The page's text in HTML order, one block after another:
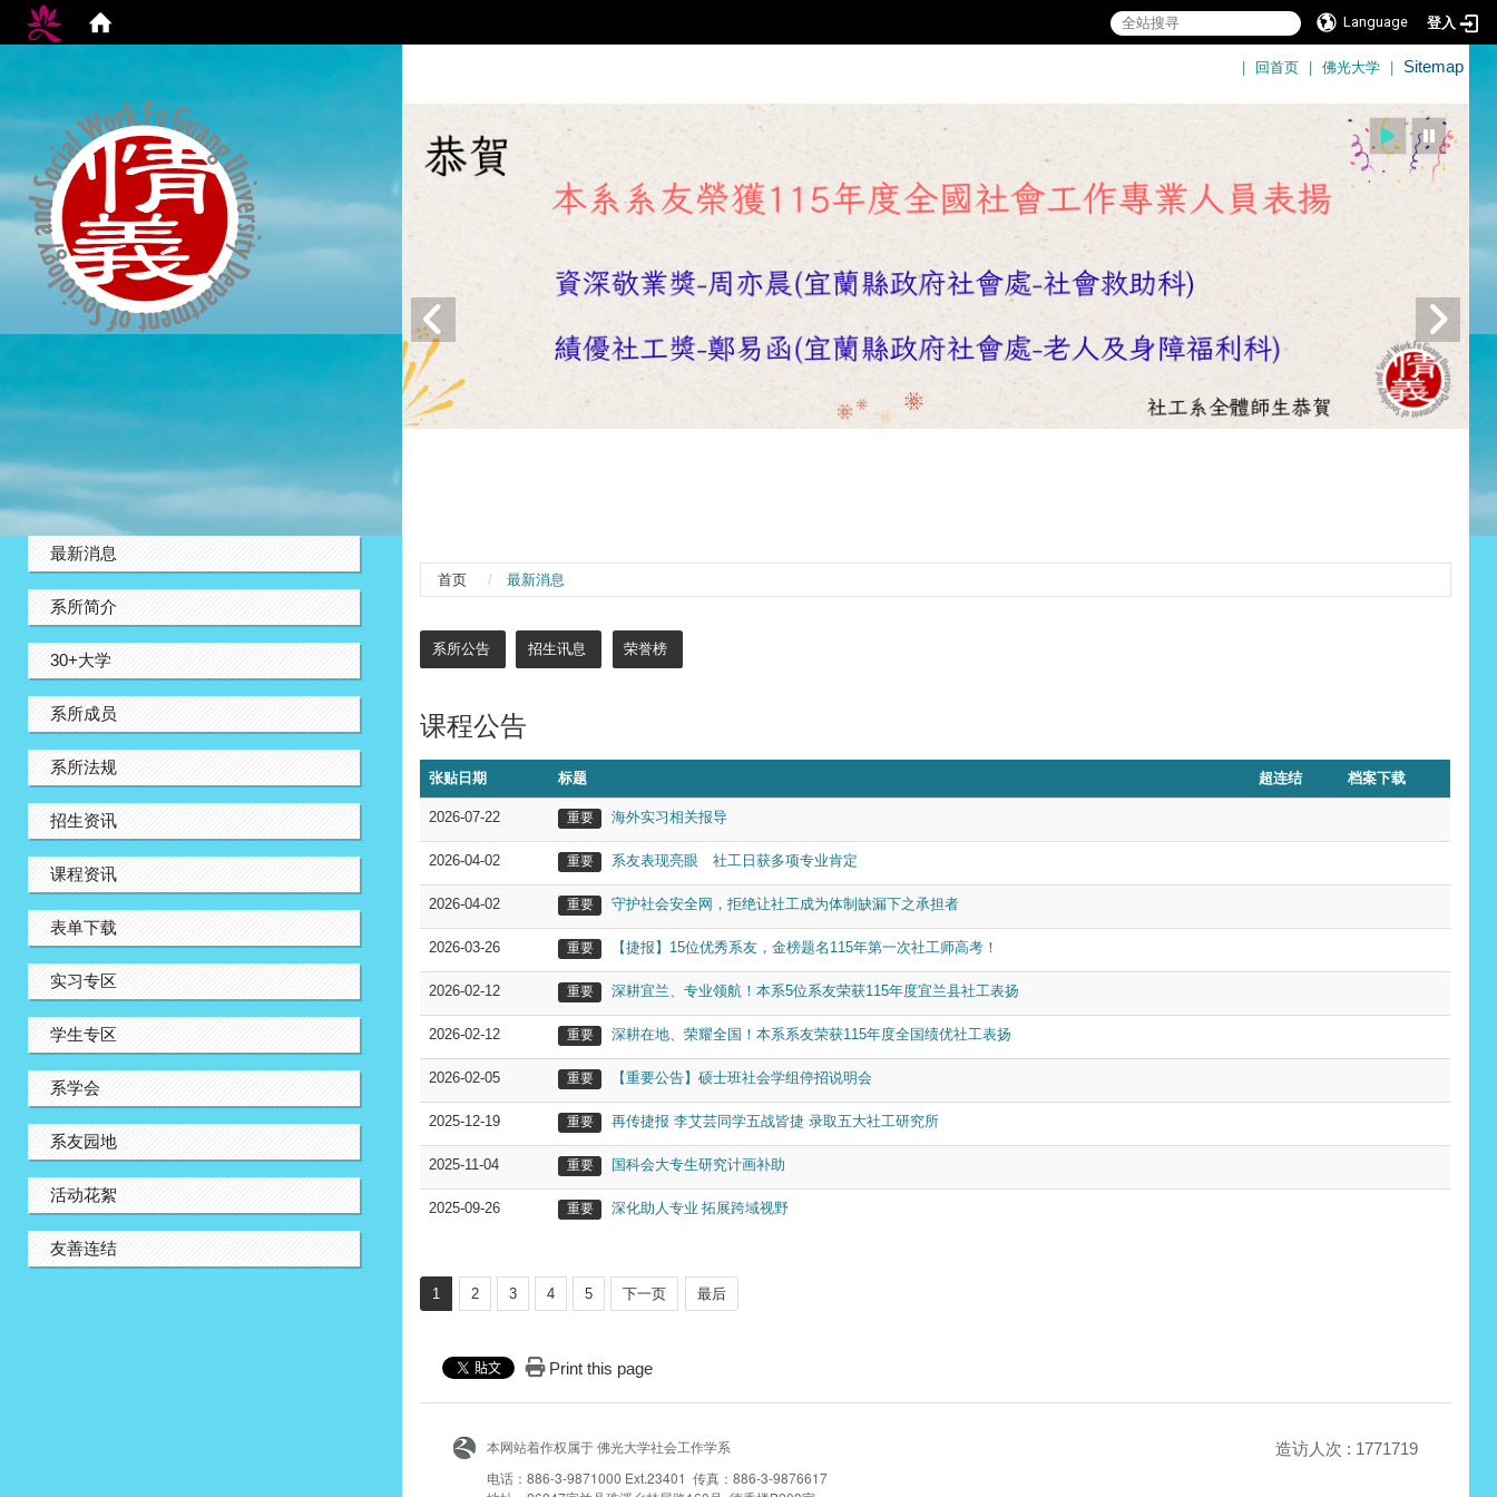
Language 登入
| 回首页 | 佛光大学 | Sitemap
最新消息
系所简介
30+大学
系所成员
系所法规
招生资讯
课程资讯
表单下载
实习专区
学生专区
系学会
系友园地
活动花絮
友善连结
首页 最新消息
系所公告 招生讯息 荣誉榜
课程公告
张贴日期 标题 超连结 档案下载
2026-07-22 重要 海外实习相关报导
2026-04-02 重要 系友表现亮眼 社工日获多项专业肯定
2026-04-02 重要 守护社会安全网，拒绝让社工成为体制缺漏下之承担者
2026-03-26 重要 【捷报】15位优秀系友，金榜题名115年第一次社工师高考！
2026-02-12 重要 深耕宜兰、专业领航！本系5位系友荣获115年度宜兰县社工表扬
2026-02-12 重要 深耕在地、荣耀全国！本系系友荣获115年度全国绩优社工表扬
2026-02-05 重要 【重要公告】硕士班社会学组停招说明会
2025-12-19 重要 再传捷报 李艾芸同学五战皆捷 录取五大社工研究所
2025-11-04 重要 国科会大专生研究计画补助
2025-09-26 重要 深化助人专业 拓展跨域视野
1 2 3 4 5 下一页 最后
Print this page
本网站着作权属于 佛光大学社会工作学系
电话：886-3-9871000 Ext.23401 传真：886-3-9876617
造访人次 : 1771719